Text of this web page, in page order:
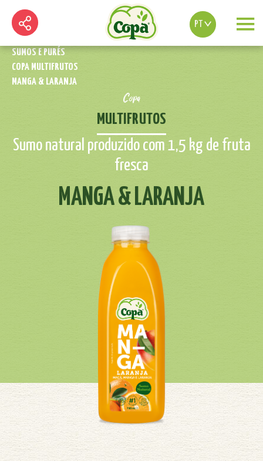
PT
SUMOS E PURÉS
COPA MULTIFRUTOS
MANGA & LARANJA
Copa
MULTIFRUTOS
Sumo natural produzido com 1,5 kg de fruta
fresca
MANGA & LARANJA